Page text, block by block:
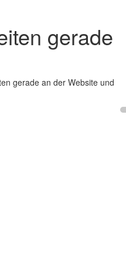
gerade
gerade an der Website und